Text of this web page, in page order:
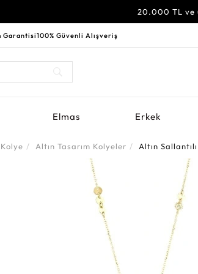
20.000 TL ve
Garantisi100% Güvenli Alışveriş
Elmas Erkek
Altın Tasarım Kolyeler Altın